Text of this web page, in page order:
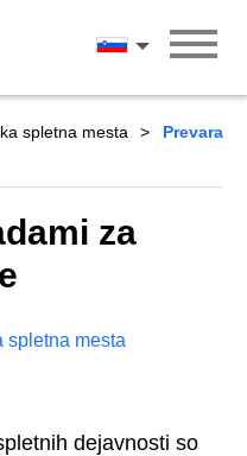
Slovenščina
spletna mesta
Prevara
za
spletna mesta
dejavnosti so